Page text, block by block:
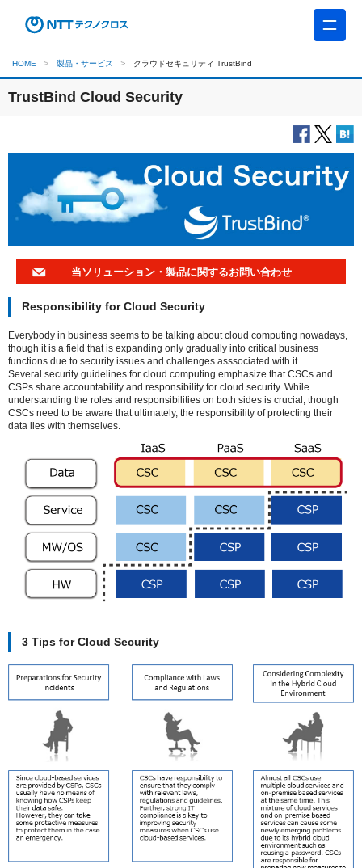
HOME 製品・サービス クラウドセキュリティ TrustBind
TrustBind Cloud Security
当ソリューション・製品に関するお問い合わせ
Responsibility for Cloud Security
Everybody in business seems to be talking about cloud computing nowadays,
though it is a field that is expanding only gradually into critical business
functions due to security issues and challenges asssociated with it.
Several security guidelines for cloud computing emphasize that CSCs and
CSPs share accountability and responsibility for cloud security. While
understanding the roles and responsibilities on both sides is crucial, though
CSCs need to be aware that ultimately, the responsibility of protecting their
data lies with themselves.
3 Tips for Cloud Security